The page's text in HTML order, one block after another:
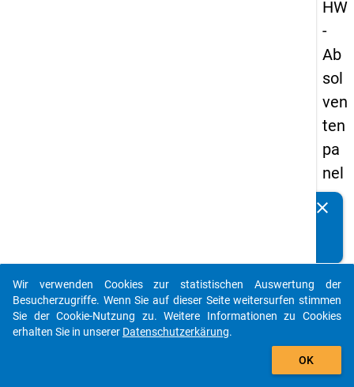
HW
-
Ab
sol
ven
ten
pa
nel
s
-
zw
eit
clear
auto_stories
add_shopping_cart
Wir verwenden Cookies zur statistischen Auswertung der
Besucherzugriffe. Wenn Sie auf dieser Seite weitersurfen stimmen
Sie der Cookie-Nutzung zu. Weitere Informationen zu Cookies
erhalten Sie in unserer Datenschutzerkärung.
OK